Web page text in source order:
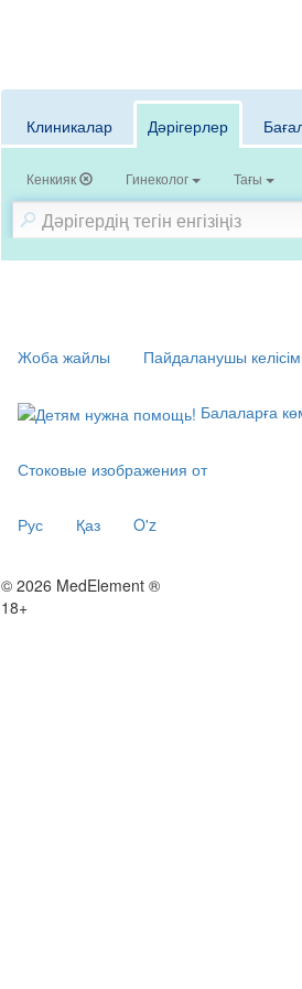
Клиникалар Дәрігерлер
Кенкияк Гинеколог Тағы
Жоба жайлы Пайдаланушы
Балаларға
Стоковые изображения от
Рус Қаз O'z
© 2026 MedElement ®
18+